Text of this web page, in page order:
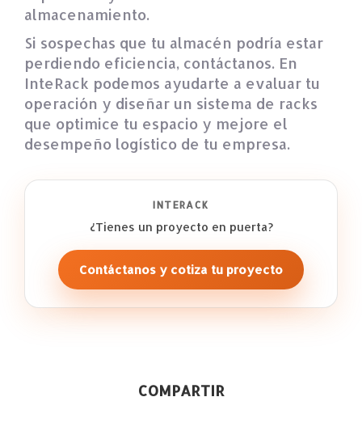
almacenamiento.
Si sospechas que tu almacén podría estar
perdiendo eficiencia, contáctanos. En
InteRack podemos ayudarte a evaluar tu
operación y diseñar un sistema de racks
que optimice tu espacio y mejore el
desempeño logístico de tu empresa.
INTERACK
¿Tienes un proyecto en puerta?
Contáctanos y cotiza tu proyecto
COMPARTIR